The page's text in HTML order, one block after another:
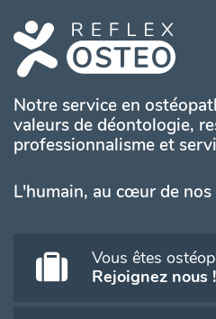
Notre service en
valeurs de déontologie,
professionnalisme et
L'humain, au cœur de
Vous êtes
Rejoignez nous !